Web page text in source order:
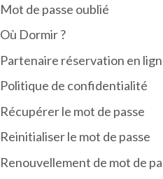
Mot de passe oublié
Où Dormir ?
Partenaire réservation en
Politique de confidentialité
Récupérer le mot de passe
Reinitialiser le mot de passe
Renouvellement de mot de